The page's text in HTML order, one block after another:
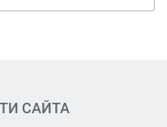
САЙТА